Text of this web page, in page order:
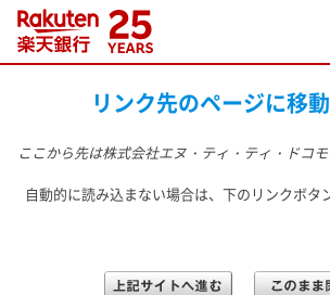
リンク先のページに移
ここから先は株式会社エヌ・ティ・ティ・ドコモ
自動的に読み込まない場合は、下のリンクボタ